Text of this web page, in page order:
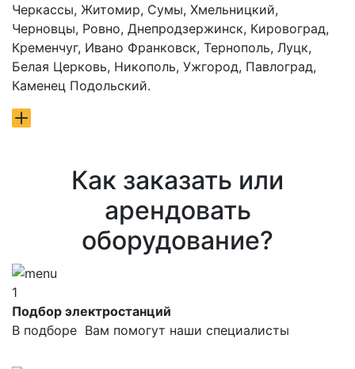
Черкассы, Житомир, Сумы, Хмельницкий,
Черновцы, Ровно, Днепродзержинск, Кировоград,
Кременчуг, Ивано Франковск, Тернополь, Луцк,
Белая Церковь, Никополь, Ужгород, Павлоград,
Каменец Подольский.
Как заказать или
арендовать
оборудование?
1
Подбор электростанций
В подборе Вам помогут наши специалисты